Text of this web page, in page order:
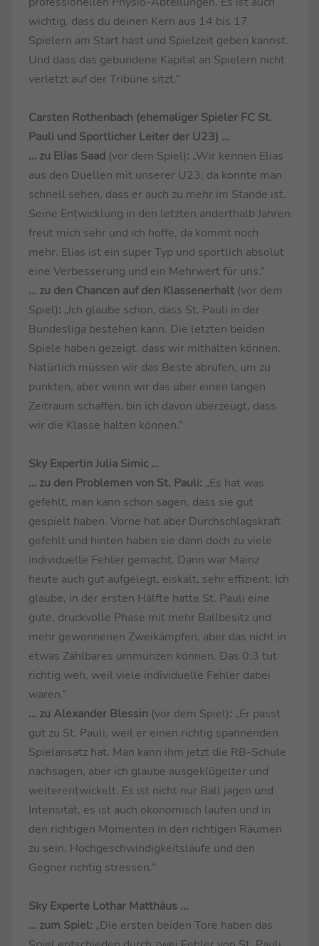
wichtig, dass du deinen Kern aus 14 bis 17
Spielern am Start hast und Spielzeit geben kannst.
Und dass das gebundene Kapital an Spielern nicht
verletzt auf der Tribüne sitzt.“
Carsten Rothenbach (ehemaliger Spieler FC St.
Pauli und Sportlicher Leiter der U23) …
… zu Elias Saad (vor dem Spiel): „Wir kennen Elias
aus den Duellen mit unserer U23, da konnte man
schnell sehen, dass er auch zu mehr im Stande ist.
Seine Entwicklung in den letzten anderthalb Jahren
freut mich sehr und ich hoffe, da kommt noch
mehr. Elias ist ein super Typ und sportlich absolut
eine Verbesserung und ein Mehrwert für uns.“
… zu den Chancen auf den Klassenerhalt (vor dem
Spiel): „Ich glaube schon, dass St. Pauli in der
Bundesliga bestehen kann. Die letzten beiden
Spiele haben gezeigt, dass wir mithalten können.
Natürlich müssen wir das Beste abrufen, um zu
punkten, aber wenn wir das über einen langen
Zeitraum schaffen, bin ich davon überzeugt, dass
wir die Klasse halten können.“
Sky Expertin Julia Simic …
… zu den Problemen von St. Pauli: „Es hat was
gefehlt, man kann schon sagen, dass sie gut
gespielt haben. Vorne hat aber Durchschlagskraft
gefehlt und hinten haben sie dann doch zu viele
individuelle Fehler gemacht. Dann war Mainz
heute auch gut aufgelegt, eiskalt, sehr effizient. Ich
glaube, in der ersten Hälfte hatte St. Pauli eine
gute, druckvolle Phase mit mehr Ballbesitz und
mehr gewonnenen Zweikämpfen, aber das nicht in
etwas Zählbares ummünzen können. Das 0:3 tut
richtig weh, weil viele individuelle Fehler dabei
waren.“
… zu Alexander Blessin (vor dem Spiel): „Er passt
gut zu St. Pauli, weil er einen richtig spannenden
Spielansatz hat. Man kann ihm jetzt die RB-Schule
nachsagen, aber ich glaube ausgeklügelter und
weiterentwickelt. Es ist nicht nur Ball jagen und
Intensität, es ist auch ökonomisch laufen und in
den richtigen Momenten in den richtigen Räumen
zu sein, Hochgeschwindigkeitsläufe und den
Gegner richtig stressen.“
Sky Experte Lothar Matthäus ...
… zum Spiel: „Die ersten beiden Tore haben das